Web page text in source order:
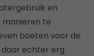
en
te
boeten voor de
daar echter erg